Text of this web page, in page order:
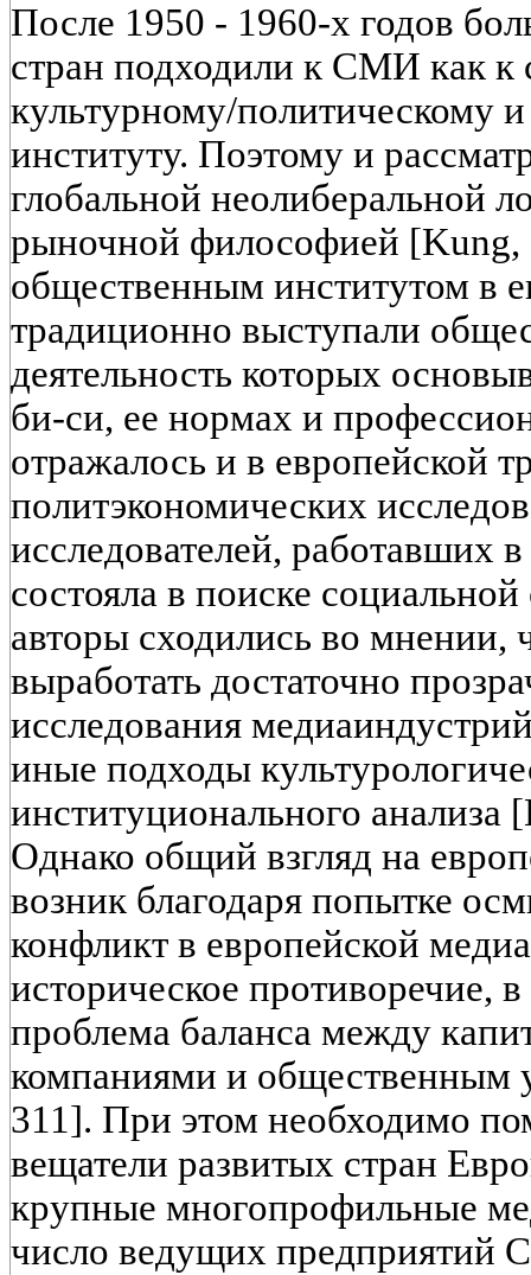
После 1950 - 1960-х годов
стран подходили к СМИ как к
культурному/политическому
институту. Поэтому и
глобальной неолиберальной
рыночной философией
общественным институтом в
традиционно выступали
деятельность которых
би-си, ее нормах и
отражалось и в европейской
политэкономических
исследователей, работавших
состояла в поиске
авторы сходились во мнении,
выработать достаточно
исследования
иные подходы
институционального анализа
Однако общий взгляд на
возник благодаря попытке
конфликт в европейской
историческое противоречие,
проблема баланса между
компаниями и общественным
311]. При этом необходимо
вещатели развитых стран
крупные многопрофильные
число ведущих предприятий